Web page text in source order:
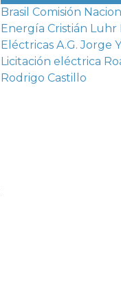
Brasil Comisión
Energía Cristián Luhr
Eléctricas A.G. Jorge
Licitación eléctrica
Rodrigo Castillo